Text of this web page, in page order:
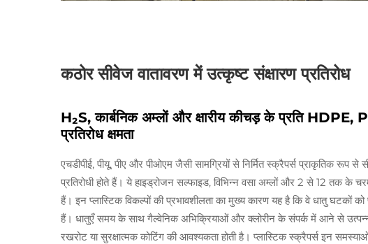
कठोर सीवेज वातावरण में उत्कृष्ट संक्षारण प्रतिरोध
H₂S, कार्बनिक अम्लों और क्षारीय कीचड़ के प्रति
प्रतिरोध क्षमता
एचडीपीई, पीयू, पीए और पीओएम जैसी सामग्रियों से निर्मित स्क्रैपर्स प्राकृतिक रूप से
प्रतिरोधी होते हैं। ये हाइड्रोजन सल्फाइड, विभिन्न वसा अम्लों और 2 से 12 तक के
हैं। इन प्लास्टिक विकल्पों की प्रभावशीलता का मुख्य कारण यह है कि वे धातु घटकों
हैं। धातुएँ समय के साथ गैल्वेनिक अभिक्रियाओं और क्लोरीन के संपर्क में आने से उत्पन्न
रखरोट या सुरक्षात्मक कोटिंग की आवश्यकता होती है। प्लास्टिक स्क्रैपर्स इन